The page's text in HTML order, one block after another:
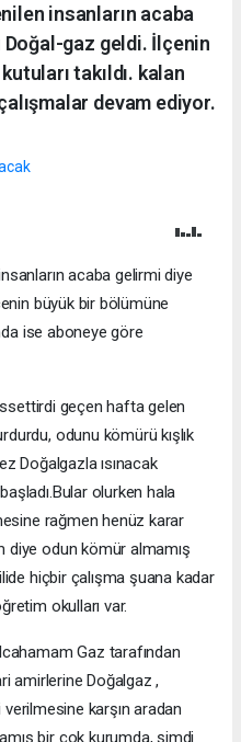
insanların acaba
gaz geldi. İlçenin
takıldı. kalan
devam ediyor.
acaba gelirmi diye
büyük bir bölümüne
ise aboneye göre
geçen hafta gelen
odunu kömürü kışlık
Doğalgazla ısınacak
olurken hala
rağmen henüz karar
diye odun kömür almamış
hiçbir çalışma şuana kadar
okulları var.
Gaz tarafından
amirlerine Doğalgaz ,
karşın aradan
bir çok kurumda, şimdi